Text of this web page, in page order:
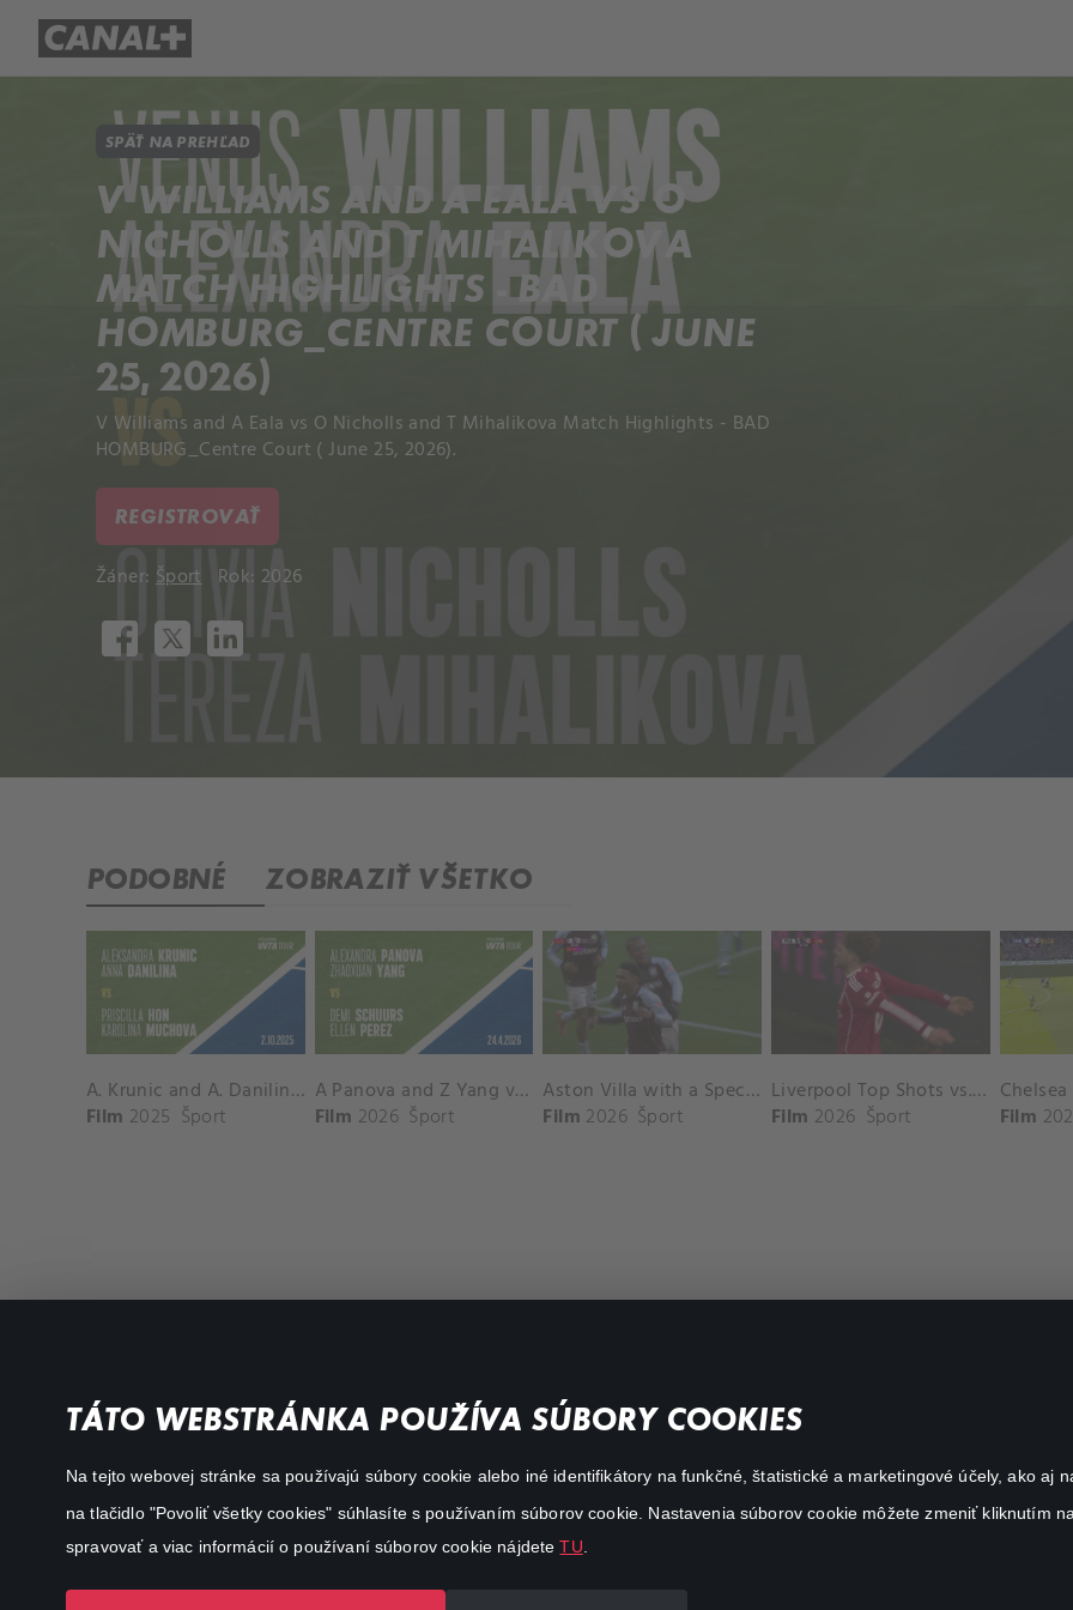
TÁTO WEBSTRÁNKA POUŽÍVA SÚBORY COOKIES
Na tejto webovej stránke sa používajú súbory cookie alebo iné identifikátory na funkčné, štatistické a marketingové účely, ako aj
na tlačidlo "Povoliť všetky cookies" súhlasíte s používaním súborov cookie. Nastavenia súborov cookie môžete zmeniť kliknutím
spravovať a viac informácií o používaní súborov cookie nájdeteTU
SPÄŤ NA PREHĽAD
V WILLIAMS AND A EALA VS O
NICHOLLS AND T MIHALIKOVA
MATCH HIGHLIGHTS - BAD
HOMBURG_CENTRE COURT ( JUNE
25, 2026)
V Williams and A Eala vs O Nicholls and T Mihalikova Match Highlights - BAD
HOMBURG_Centre Court ( June 25, 2026).
REGISTROVAŤ
Žáner: Šport Rok: 2026
PODOBNÉ ZOBRAZIŤ VŠETKO
A. Krunic and A. Danilina vs. P. Hon and K. Muchova Match Highlights - BEIJING_Capital Group Diamond ( October 02, 2025)
Film 2025 Šport
A Panova and Z Yang vs D Schuurs and E Perez Match Highlights - MADRID_Court 8 ( April 24, 2026)
Film 2026 Šport
Aston Villa with a Spectacular Goal vs. Nottingham Forest
Film 2026 Šport
Liverpool Top Shots vs. Fulham
Film 2026 Šport
Film
Dráma
Dokumentárne
Osobné údaje
O aplikácii Canal+